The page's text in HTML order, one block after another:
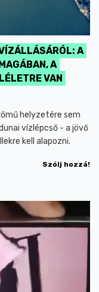
A
A
VAN
helyzetére sem
vízlépcső - a jövő
kell alapozni.
Szólj hozzá!